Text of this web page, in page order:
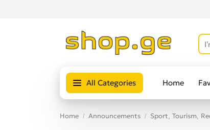
All Categories Home
Home Announcements Sport, Tourism,